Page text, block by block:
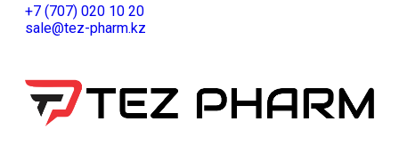
+7 (707) 020 10 20
sale@tez-pharm.kz